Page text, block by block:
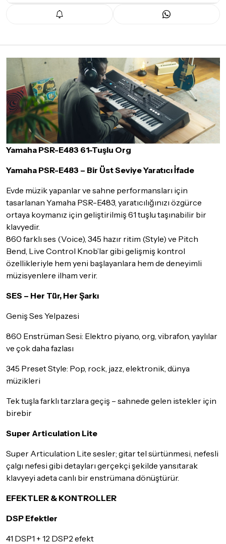
Teslimat Koşulları
tatil günlerinde teslimat yapılamamaktadır.
Seçtiğiniz ürünlerin tamamıdoremusic Sevkiyat Ekibiya da
Aras Kargogarantisi ile adresinize teslim edilecektir.
Detaylar içintıklayınız
İade Koşulları
Sitemiz üzerinden satın almış olduğunuz ürünleri, teslimat
tarihinden itibaren14 Güniçerisinde iade edebilir ya da
İade ve değişimi talep edilecek ürünün ticari vasfını yitirmemiş
olması, ambalajının korunmuş, aksesuar ve tüm ürün içeriğinin
eksiksiz olması gerekmektedir. Satın almış olduğunuz ürünü
göndermeden önce mutlaka
geçerek bilgi veriniz.
İade ve değişim koşulları, ürün kategorilerine göre farklılık
gösterebilir. Lütfen satın almadan önce ilgili ürünün
iade/değişim şartlarını kontrol ettiğinizden emin olun.
Detaylar içintıklayınız
Yamaha PSR-E483 61-Tuşlu Org
Yamaha PSR-E483 – Bir Üst Seviye Yaratıcı İfade
Evde müzik yapanlar ve sahne performansları için
tasarlanan Yamaha PSR-E483, yaratıcılığınızı özgürce
ortaya koymanız için geliştirilmiş 61 tuşlu taşınabilir bir
klavyedir.
860 farklı ses (Voice), 345 hazır ritim (Style) ve Pitch
Bend, Live Control Knob’lar gibi gelişmiş kontrol
özellikleriyle hem yeni başlayanlara hem de deneyimli
müzisyenlere ilham verir.
SES – Her Tür, Her Şarkı
Geniş Ses Yelpazesi
860 Enstrüman Sesi: Elektro piyano, org, vibrafon, yaylılar
ve çok daha fazlası
345 Preset Style: Pop, rock, jazz, elektronik, dünya
müzikleri
Tek tuşla farklı tarzlara geçiş – sahnede gelen istekler için
birebir
Super Articulation Lite
Super Articulation Lite sesler; gitar tel sürtünmesi, nefesli
çalgı nefesi gibi detayları gerçekçi şekilde yansıtarak
klavyeyi adeta canlı bir enstrümana dönüştürür.
EFEKTLER & KONTROLLER
DSP Efektler
41 DSP1 + 12 DSP2 efekt